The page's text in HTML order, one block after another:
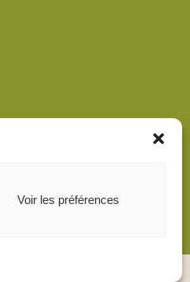
Voir les préférences